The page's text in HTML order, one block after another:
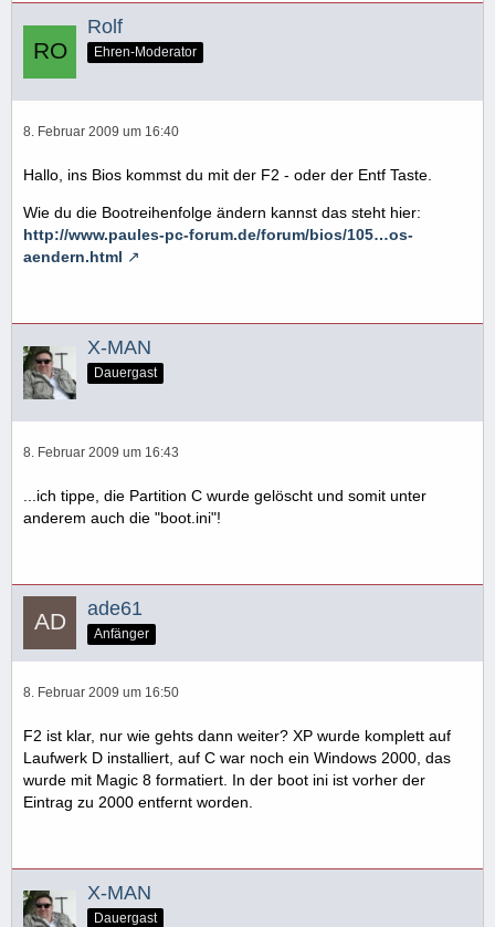
Rolf
Ehren-Moderator
8. Februar 2009 um 16:40
Hallo, ins Bios kommst du mit der F2 - oder der Entf Taste.
Wie du die Bootreihenfolge ändern kannst das steht hier:
http://www.paules-pc-forum.de/forum/bios/105…os-
aendern.html
X-MAN
Dauergast
8. Februar 2009 um 16:43
...ich tippe, die Partition C wurde gelöscht und somit unter
anderem auch die "boot.ini"!
ade61
Anfänger
8. Februar 2009 um 16:50
F2 ist klar, nur wie gehts dann weiter? XP wurde komplett auf
Laufwerk D installiert, auf C war noch ein Windows 2000, das
wurde mit Magic 8 formatiert. In der boot ini ist vorher der
Eintrag zu 2000 entfernt worden.
X-MAN
Dauergast